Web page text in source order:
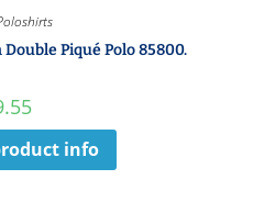
Piqué Polo 85800.
info